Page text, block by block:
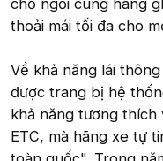
thoải mái tối đa cho
Về khả năng lái
được trang bị hệ
khả năng tương
ETC, mà hãng xe tự